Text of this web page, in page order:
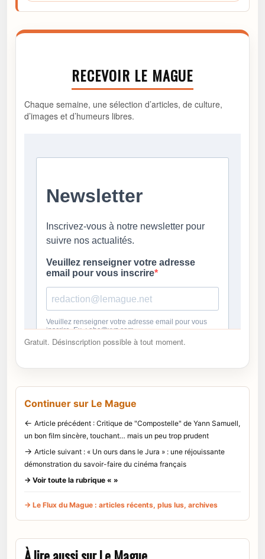
RECEVOIR LE MAGUE
Chaque semaine, une sélection d’articles, de culture,
d’images et d’humeurs libres.
Gratuit. Désinscription possible à tout moment.
Continuer sur Le Mague
← Article précédent : Critique de "Compostelle" de Yann Samuell,
un bon film sincère, touchant… mais un peu trop prudent
→ Article suivant : « Un ours dans le Jura » : une réjouissante
démonstration du savoir-faire du cinéma français
→ Voir toute la rubrique « »
→ Le Flux du Mague : articles récents, plus lus, archives